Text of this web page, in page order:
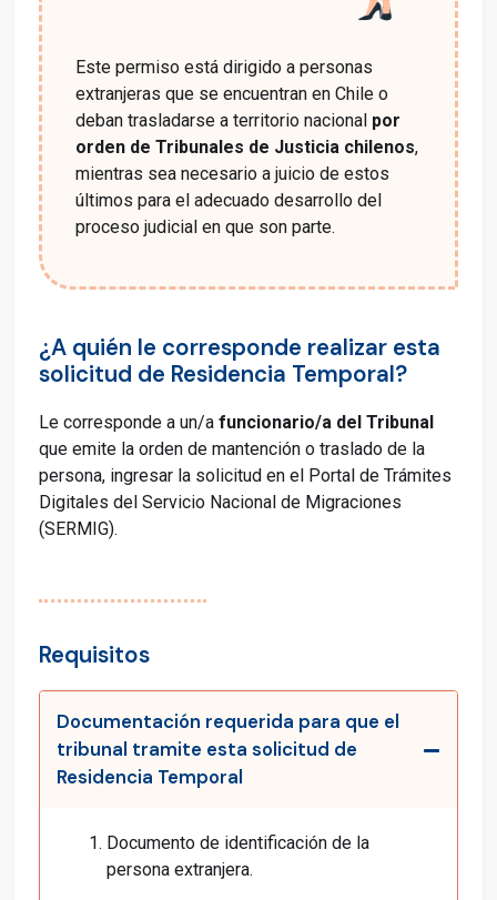
Este permiso está dirigido a personas
extranjeras que se encuentran en Chile o
deban trasladarse a territorio nacional por
orden de Tribunales de Justicia chilenos,
mientras sea necesario a juicio de estos
últimos para el adecuado desarrollo del
proceso judicial en que son parte.
¿A quién le corresponde realizar esta
solicitud de Residencia Temporal?
Le corresponde a un/afuncionario/a del Tribunal
que emite la orden de mantención o traslado de la
persona, ingresar la solicitud en el Portal de Trámites
Digitales del Servicio Nacional de Migraciones
(SERMIG).
Requisitos
Documentación requerida para que el
tribunal tramite esta solicitud de
Residencia Temporal
Documento de identificación de la
persona extranjera.